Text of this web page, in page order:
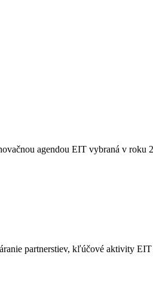
agendou EIT vybraná v roku
partnerstiev, kľúčové aktivity